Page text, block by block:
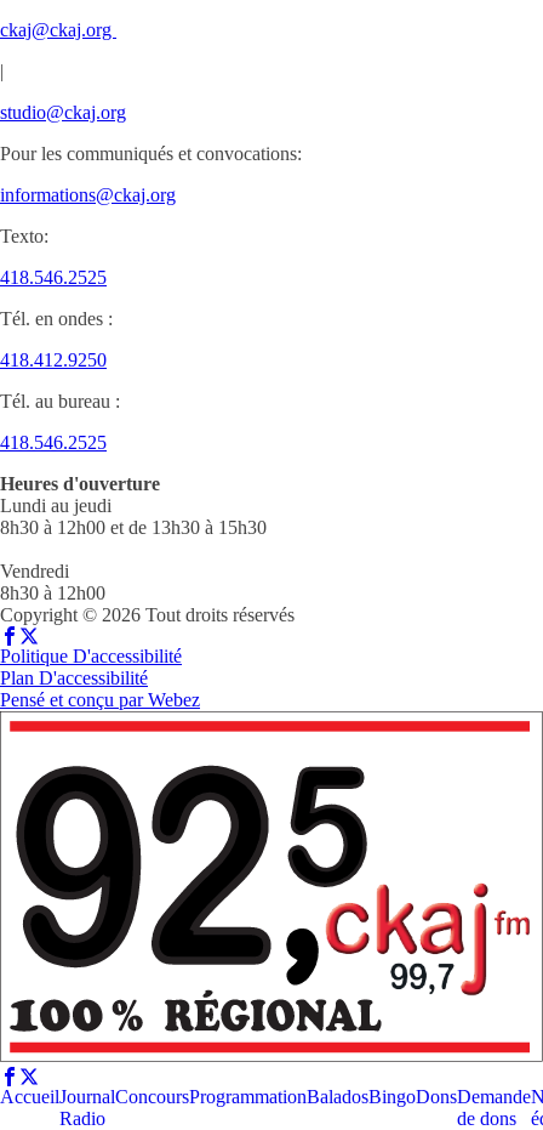
ckaj@ckaj.org
|
studio@ckaj.org
Pour les communiqués et convocations:
informations@ckaj.org
Texto:
418.546.2525
Tél. en ondes :
418.412.9250
Tél. au bureau :
418.546.2525
Heures d'ouverture
Lundi au jeudi
8h30 à 12h00 et de 13h30 à 15h30
Vendredi
8h30 à 12h00
Copyright © 2026 Tout droits réservés
Politique D'accessibilité
Plan D'accessibilité
Pensé et conçu parWebez
AccueilJournal
Radio
ConcoursProgrammationBaladosBingoDonsDemande
de dons